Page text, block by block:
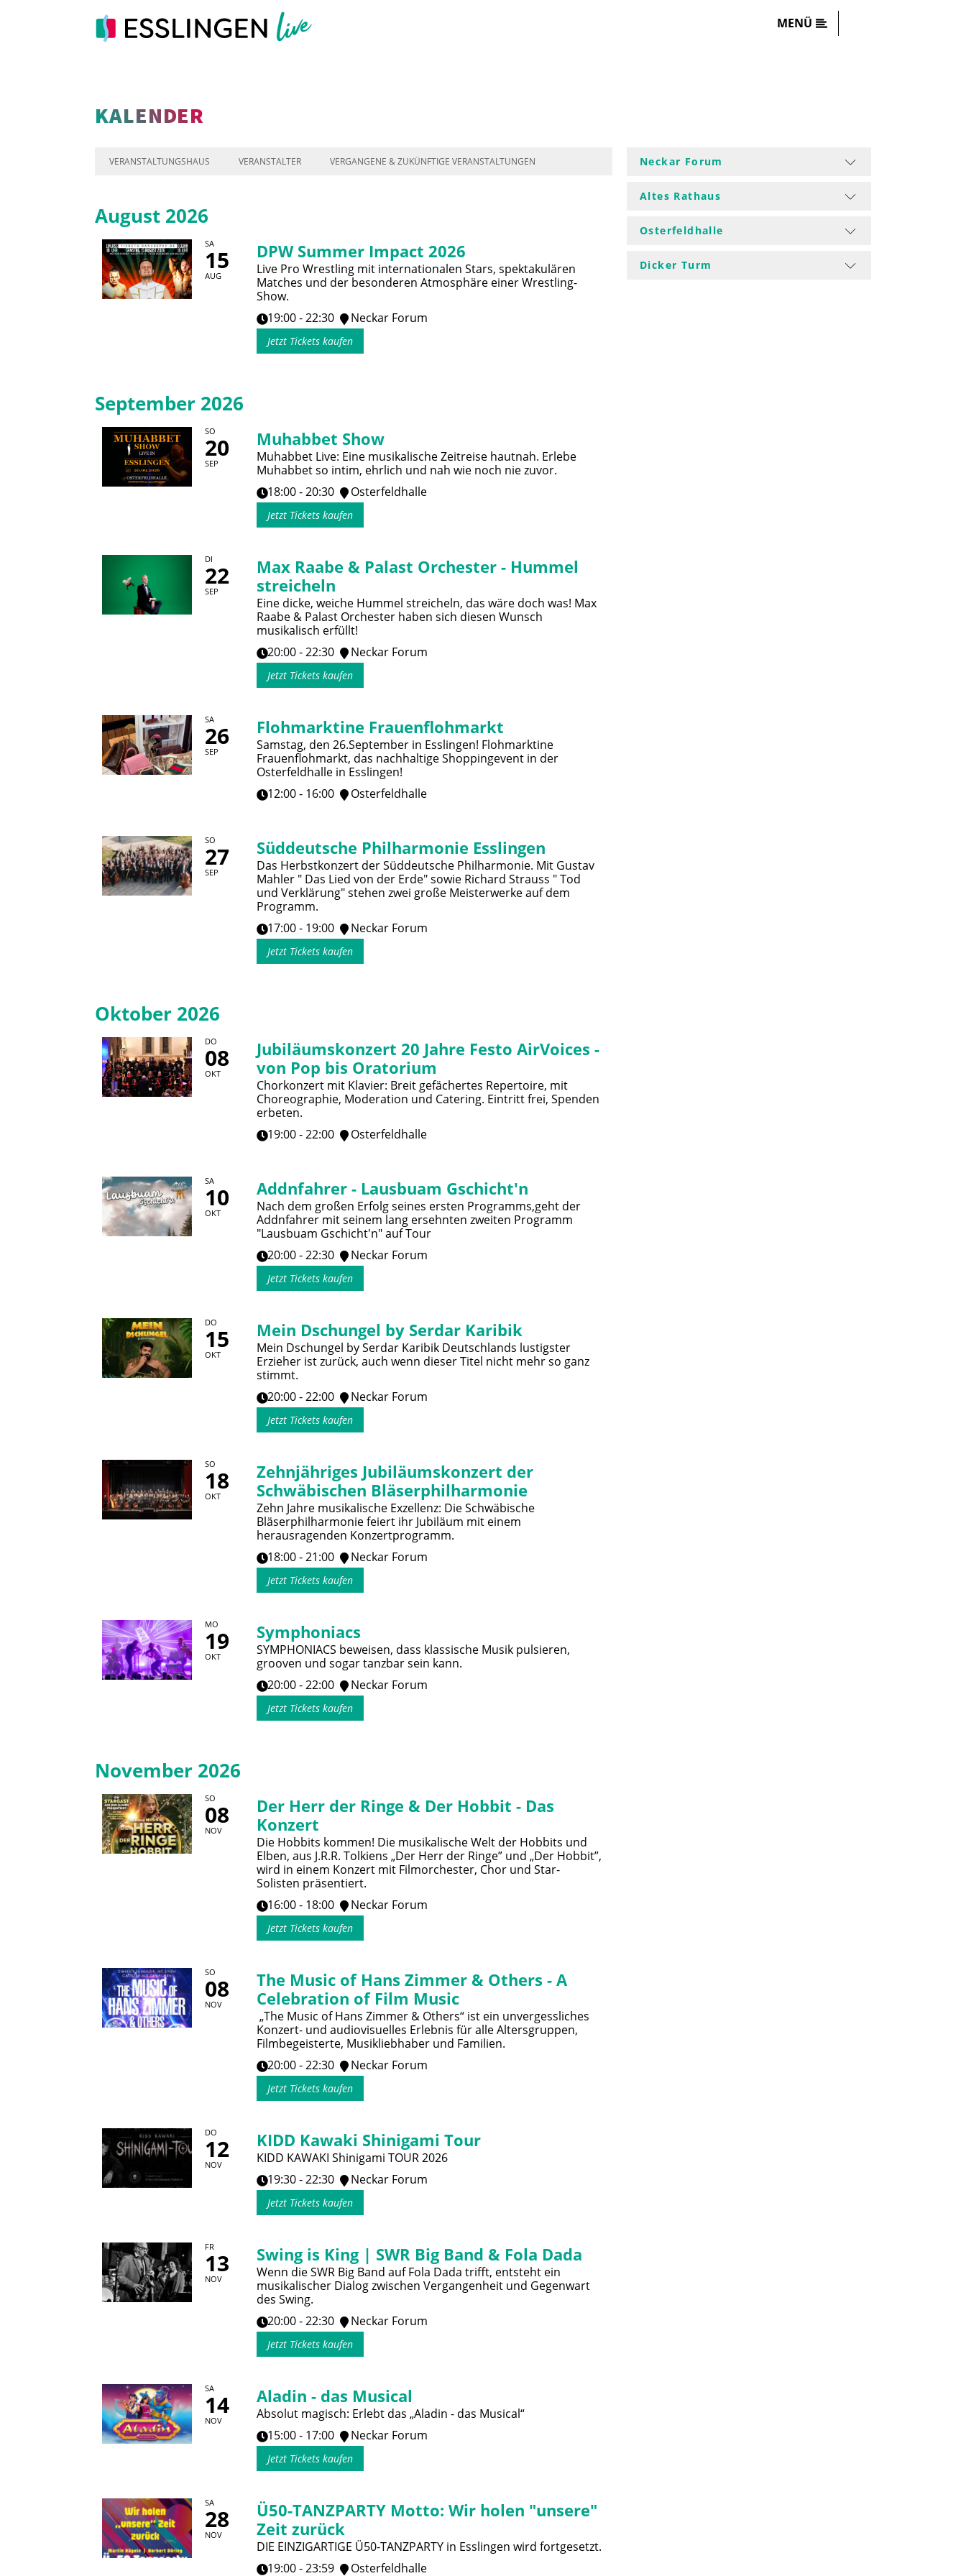
MENÜ
KALENDER
VERANSTALTUNGSHAUS VERANSTALTER VERGANGENE & ZUKÜNFTIGE VERANSTALTUNGEN
August 2026
SA
15
AUG
DPW Summer Impact 2026
Live Pro Wrestling mit internationalen Stars, spektakulären
Matches und der besonderen Atmosphäre einer Wrestling-
Show.
19:00 - 22:30
Neckar Forum
Jetzt Tickets kaufen
September 2026
SO
20
SEP
Muhabbet Show
Muhabbet Live: Eine musikalische Zeitreise hautnah. Erlebe
Muhabbet so intim, ehrlich und nah wie noch nie zuvor.
18:00 - 20:30
Osterfeldhalle
Jetzt Tickets kaufen
DI
22
SEP
Max Raabe & Palast Orchester - Hummel
streicheln
Eine dicke, weiche Hummel streicheln, das wäre doch was! Max
Raabe & Palast Orchester haben sich diesen Wunsch
musikalisch erfüllt!
20:00 - 22:30
Neckar Forum
Jetzt Tickets kaufen
SA
26
SEP
Flohmarktine Frauenflohmarkt
Samstag, den 26.September in Esslingen! Flohmarktine
Frauenflohmarkt, das nachhaltige Shoppingevent in der
Osterfeldhalle in Esslingen!
12:00 - 16:00
Osterfeldhalle
SO
27
SEP
Süddeutsche Philharmonie Esslingen
Das Herbstkonzert der Süddeutsche Philharmonie. Mit Gustav
Mahler " Das Lied von der Erde" sowie Richard Strauss " Tod
und Verklärung" stehen zwei große Meisterwerke auf dem
Programm.
17:00 - 19:00
Neckar Forum
Jetzt Tickets kaufen
Oktober 2026
DO
08
OKT
Jubiläumskonzert 20 Jahre Festo AirVoices -
von Pop bis Oratorium
Chorkonzert mit Klavier: Breit gefächertes Repertoire, mit
Choreographie, Moderation und Catering. Eintritt frei, Spenden
erbeten.
19:00 - 22:00
Osterfeldhalle
SA
10
OKT
Addnfahrer - Lausbuam Gschicht'n
Nach dem großen Erfolg seines ersten Programms,geht der
Addnfahrer mit seinem lang ersehnten zweiten Programm
"Lausbuam Gschicht'n" auf Tour
20:00 - 22:30
Neckar Forum
Jetzt Tickets kaufen
DO
15
OKT
Mein Dschungel by Serdar Karibik
Mein Dschungel by Serdar Karibik Deutschlands lustigster
Erzieher ist zurück, auch wenn dieser Titel nicht mehr so ganz
stimmt.
20:00 - 22:00
Neckar Forum
Jetzt Tickets kaufen
SO
18
OKT
Zehnjähriges Jubiläumskonzert der
Schwäbischen Bläserphilharmonie
Zehn Jahre musikalische Exzellenz: Die Schwäbische
Bläserphilharmonie feiert ihr Jubiläum mit einem
herausragenden Konzertprogramm.
18:00 - 21:00
Neckar Forum
Jetzt Tickets kaufen
MO
19
OKT
Symphoniacs
SYMPHONIACS beweisen, dass klassische Musik pulsieren,
grooven und sogar tanzbar sein kann.
20:00 - 22:00
Neckar Forum
Jetzt Tickets kaufen
November 2026
SO
08
NOV
Der Herr der Ringe & Der Hobbit - Das
Konzert
Die Hobbits kommen! Die musikalische Welt der Hobbits und
Elben, aus J.R.R. Tolkiens „Der Herr der Ringe” und „Der Hobbit”,
wird in einem Konzert mit Filmorchester, Chor und Star-
Solisten präsentiert.
16:00 - 18:00
Neckar Forum
Jetzt Tickets kaufen
SO
08
NOV
The Music of Hans Zimmer & Others - A
Celebration of Film Music
„The Music of Hans Zimmer & Others“ ist ein unvergessliches
Konzert- und audiovisuelles Erlebnis für alle Altersgruppen,
Filmbegeisterte, Musikliebhaber und Familien.
20:00 - 22:30
Neckar Forum
Jetzt Tickets kaufen
DO
12
NOV
KIDD Kawaki Shinigami Tour
KIDD KAWAKI Shinigami TOUR 2026
19:30 - 22:30
Neckar Forum
Jetzt Tickets kaufen
FR
13
NOV
Swing is King | SWR Big Band & Fola Dada
Wenn die SWR Big Band auf Fola Dada trifft, entsteht ein
musikalischer Dialog zwischen Vergangenheit und Gegenwart
des Swing.
20:00 - 22:30
Neckar Forum
Jetzt Tickets kaufen
SA
14
NOV
Aladin - das Musical
Absolut magisch: Erlebt das „Aladin - das Musical“
15:00 - 17:00
Neckar Forum
Jetzt Tickets kaufen
SA
28
NOV
Ü50-TANZPARTY Motto: Wir holen "unsere"
Zeit zurück
DIE EINZIGARTIGE Ü50-TANZPARTY in Esslingen wird fortgesetzt.
19:00 - 23:59
Osterfeldhalle
Neckar Forum
Altes Rathaus
Osterfeldhalle
Dicker Turm